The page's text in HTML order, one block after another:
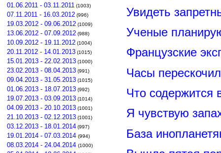
01.06.2011 - 03.11.2011 (1003)
07.11.2011 - 16.03.2012 (996)
19.03.2012 - 09.06.2012 (1009)
13.06.2012 - 07.09.2012 (988)
10.09.2012 - 19.11.2012 (1004)
20.11.2012 - 14.01.2013 (1015)
15.01.2013 - 22.02.2013 (1000)
23.02.2013 - 08.04.2013 (991)
09.04.2013 - 31.05.2013 (1015)
01.06.2013 - 18.07.2013 (992)
19.07.2013 - 03.09.2013 (1014)
04.09.2013 - 20.10.2013 (1001)
21.10.2013 - 02.12.2013 (1001)
03.12.2013 - 18.01.2014 (997)
19.01.2014 - 07.03.2014 (994)
08.03.2014 - 24.04.2014 (1000)
Увидеть
Ученые
Французские
Часы
Что содержится
Я чувствую
База